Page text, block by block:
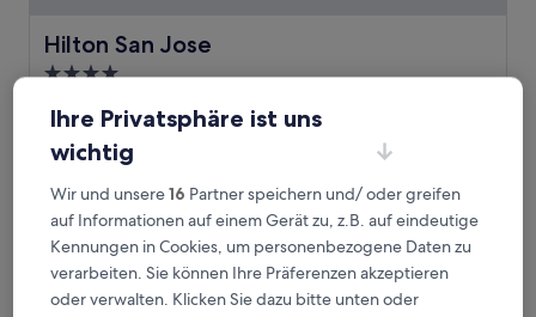
Hilton San Jose
Hilton San Jose
4.0-
Unterkunft
entfernt
8.2
10,
Sehr
gut,
(1.002
Bewertungen)
8,2/10 Sehr gut
Der
beträgt
155 €
155 €
inkl. Steuern & Gebühren
4. Sept.–5. Sept.
Towneplace Suites By Marriott San Jose Downtown
Ihre Privatsphäre ist uns
wichtig
Wir und unsere16 Partner speichern und/ oder greifen
auf Informationen auf einem Gerät zu, z.B. auf eindeutige
Kennungen in Cookies, um personenbezogene Daten zu
verarbeiten. Sie können Ihre Präferenzen akzeptieren
oder verwalten. Klicken Sie dazu bitte unten oder